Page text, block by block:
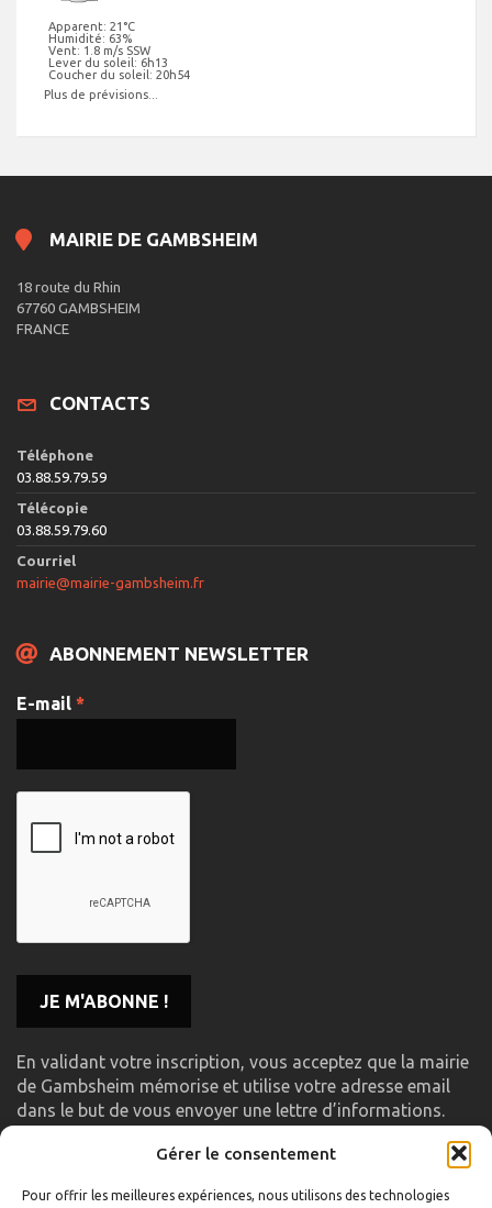
Gérer le consentement
Pour offrir les meilleures expériences, nous utilisons des technologies
Apparent: 21°C
Humidité: 63%
Vent: 1.8 m/s SSW
Lever du soleil: 6h13
Coucher du soleil: 20h54
Plus de prévisions...
MAIRIE DE GAMBSHEIM
18 route du Rhin
67760 GAMBSHEIM
FRANCE
CONTACTS
Téléphone
03.88.59.79.59
Télécopie
03.88.59.79.60
Courriel
mairie@mairie-gambsheim.fr
ABONNEMENT NEWSLETTER
E-mail *
En validant votre inscription, vous acceptez que la mairie
de Gambsheim mémorise et utilise votre adresse email
dans le but de vous envoyer une lettre d’informations.
LIENS UTILES